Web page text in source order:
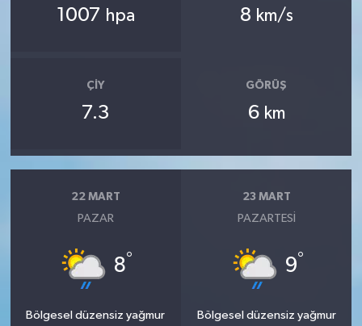
1007 hpa 8 km/s
ÇIY
7.3
GÖRÜŞ
6 km
22 MART
PAZAR
8°
Bölgesel düzensiz yağmur
23 MART
PAZARTESI
9°
Bölgesel düzensiz yağmur